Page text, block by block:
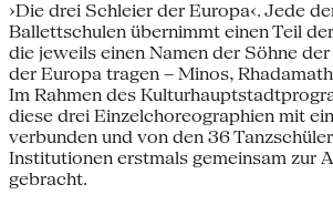
›Die drei Schleier der Europa‹. Jede
Ballettschulen übernimmt einen Teil
die jeweils einen Namen der Söhne
der Europa tragen – Minos,
Im Rahmen des
diese drei Einzelchoreographien mit
verbunden und von den 36
Institutionen erstmals gemeinsam zur
gebracht.